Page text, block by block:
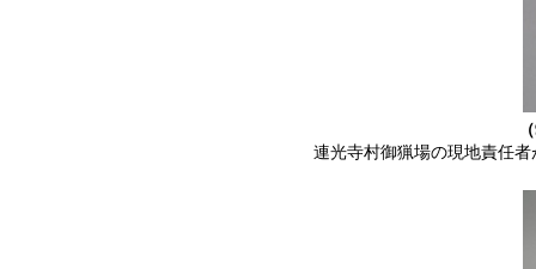
連光寺村御猟場の現地責任者